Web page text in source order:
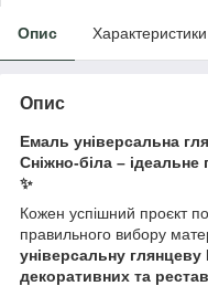
Опис Характеристики
Опис
Емаль універсальна
Сніжно-біла –
✨
Кожен успішний проєкт
правильного вибору
універсальну глянцеву
декоративних та